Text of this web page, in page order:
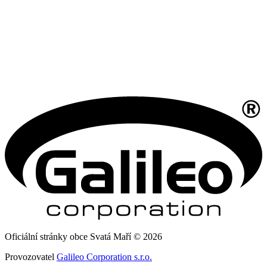
Oficiální stránky obce Svatá Maří © 2026
Provozovatel Galileo Corporation s.r.o.